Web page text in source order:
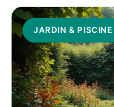
JARDIN & PISCINE